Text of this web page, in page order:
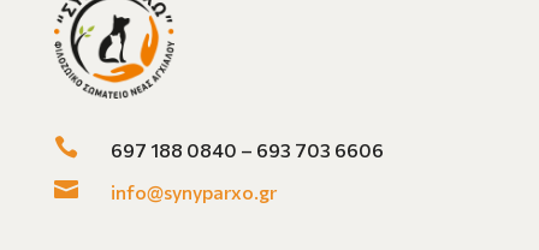
 697 188 0840 – 693 703 6606
 info@synyparxo.gr